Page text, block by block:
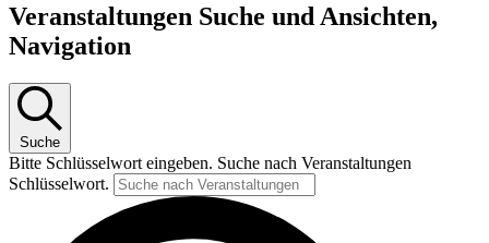
Veranstaltungen Suche und Ansichten,
Navigation
Suche
Bitte Schlüsselwort eingeben. Suche nach Veranstaltungen
Schlüsselwort.